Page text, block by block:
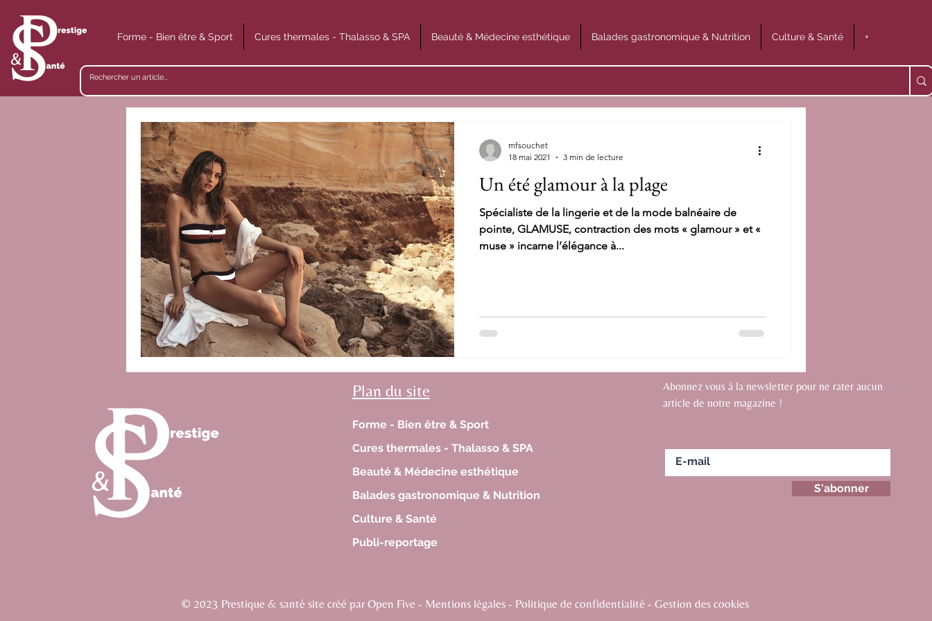
Forme - Bien être & Sport Cures thermales - Thalasso & SPA Beauté & Médecine esthétique Balades gastronomique & Nutrition Culture & Santé +
Un été glamour à la plage
Spécialiste de la lingerie et de la mode balnéaire de
pointe, GLAMUSE, contraction des mots « glamour » et «
muse » incarne l’élégance à...
mfsouchet
18 mai 2021
3 min de lecture
Plan du site
Forme - Bien être & Sport
Cures thermales - Thalasso & SPA
Beauté & Médecine esthétique
Balades gastronomique & Nutrition
Culture & Santé
Publi-reportage
Abonnez vous à la newsletter pour ne rater aucun
article de notre magazine !
S'abonner
© 2023 Prestique & santé site créé par Open Five - Mentions légales - Politique de confidentialité - Gestion des cookies